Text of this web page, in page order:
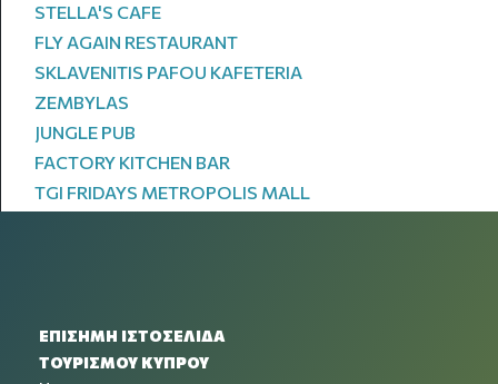
STELLA'S CAFE
FLY AGAIN RESTAURANT
SKLAVENITIS PAFOU KAFETERIA
ZEMBYLAS
JUNGLE PUB
FACTORY KITCHEN BAR
TGI FRIDAYS METROPOLIS MALL
ΕΠΙΣΗΜΗ ΙΣΤΟΣΕΛΙΔΑ
ΤΟΥΡΙΣΜΟΥ ΚΥΠΡΟΥ